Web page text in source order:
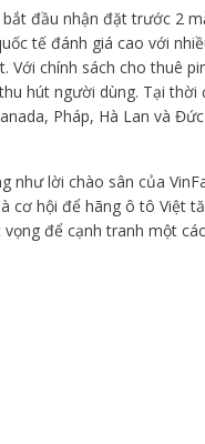
đầu nhận đặt trước 2
tế đánh giá cao với
Với chính sách cho thuê
hút người dùng. Tại thời
Pháp, Hà Lan và
như lời chào sân của
cơ hội để hãng ô tô Việt
để cạnh tranh một